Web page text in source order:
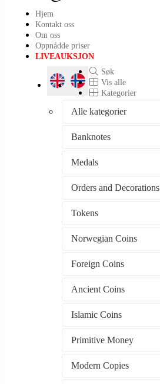
Hjem
Kontakt oss
Om oss
Oppnådde priser
LIVEAUKSJON
Søk
Vis alle
Kategorier
Alle kategorier
Banknotes
Medals
Orders and Decorations
Tokens
Norwegian Coins
Foreign Coins
Ancient Coins
Islamic Coins
Primitive Money
Modern Copies